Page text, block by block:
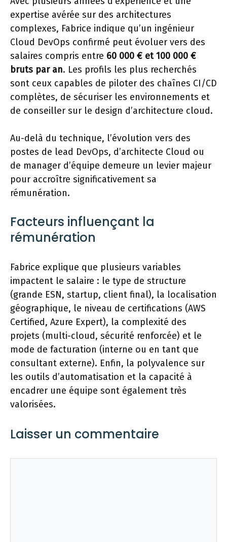
expertise avérée sur des architectures
complexes, Fabrice indique qu’un ingénieur
Cloud DevOps confirmé peut évoluer vers des
salaires compris entre 60 000 € et 100 000 €
bruts par an. Les profils les plus recherchés
sont ceux capables de piloter des chaînes CI/CD
complètes, de sécuriser les environnements et
de conseiller sur le design d’architecture cloud.
Au-delà du technique, l’évolution vers des
postes de lead DevOps, d’architecte Cloud ou
de manager d’équipe demeure un levier majeur
pour accroître significativement sa
rémunération.
Facteurs influençant la
rémunération
Fabrice explique que plusieurs variables
impactent le salaire : le type de structure
(grande ESN, startup, client final), la localisation
géographique, le niveau de certifications (AWS
Certified, Azure Expert), la complexité des
projets (multi-cloud, sécurité renforcée) et le
mode de facturation (interne ou en tant que
consultant externe). Enfin, la polyvalence sur
les outils d’automatisation et la capacité à
encadrer une équipe sont également très
valorisées.
Laisser un commentaire